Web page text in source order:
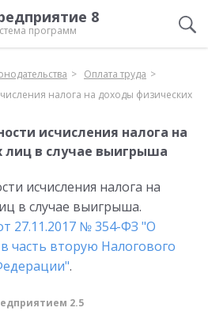
8
программ
Оплата труда
налога на доходы физических
исчисления налога на
лиц в случае выигрыша
исчисления налога на
в случае выигрыша.
27.11.2017 № 354-ФЗ "О
часть вторую Налогового
.
2.5